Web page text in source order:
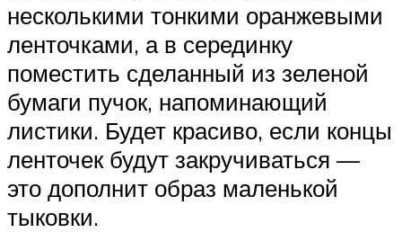
несколькими тонкими оранжевыми
ленточками, а в серединку
поместить сделанный из зеленой
бумаги пучок, напоминающий
листики. Будет красиво, если концы
ленточек будут закручиваться —
это дополнит образ маленькой
тыковки.